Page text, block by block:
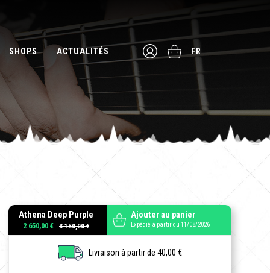
SHOPS ACTUALITÉS FR
Athena Deep Purple
2 650,00 €
Ajouter au panier
Expédié à partir du 11/08/2026
Livraison à partir de 40,00 €